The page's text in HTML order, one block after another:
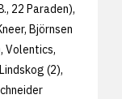
22 Paraden),
Björnsen
Volentics,
(2),